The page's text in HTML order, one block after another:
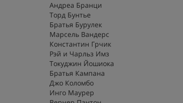
Андреа Бранци
Торд Бунтье
Братья Бурулек
Марсель Вандерс
Константин Грчик
Рэй и Чарльз Имз
Токуджин Йошиока
Братья Кампана
Джо Коломбо
Инго Маурер